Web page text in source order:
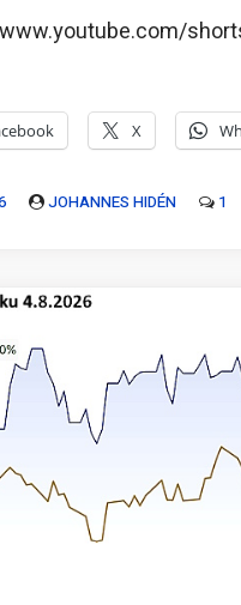
X
JOHANNES HIDÉN 1